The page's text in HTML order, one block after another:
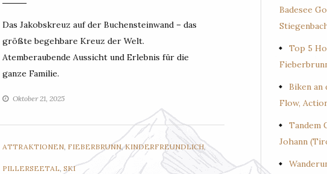
Das Jakobskreuz auf der Buchensteinwand – das
größte begehbare Kreuz der Welt.
Atemberaubende Aussicht und Erlebnis für die
ganze Familie.
Oktober 21, 2025
CATEGORIES
ATTRAKTIONEN, FIEBERBRUNN,KINDERFREUNDLICH,
PILLERSEETAL, SKI
Badesee
Top 5
Biken an
Flow,
Tandem
Johann